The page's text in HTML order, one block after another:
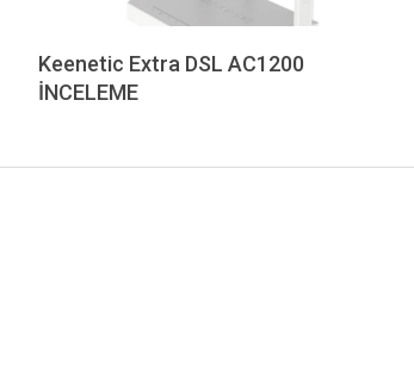
Keenetic Extra DSL AC1200
İNCELEME